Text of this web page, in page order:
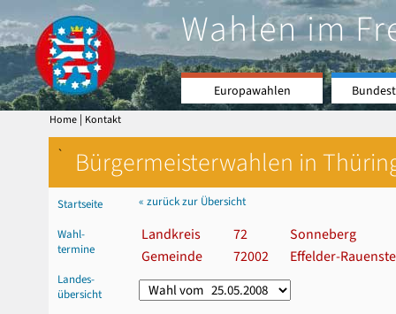
Wahlen im
Europawahlen
Home | Kontakt
` Bürgermeisterwahlen in
Startseite
Wahl-
termine
Landes-
übersicht
« zurück zur Übersicht
Landkreis 72
Sonneberg
Gemeinde
72002 Effelder-